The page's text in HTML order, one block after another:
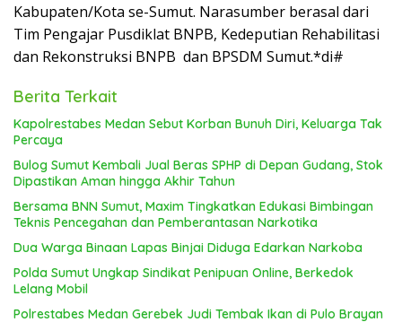
Kabupaten/Kota se-Sumut. Narasumber berasal dari
Tim Pengajar Pusdiklat BNPB, Kedeputian Rehabilitasi
dan Rekonstruksi BNPB dan BPSDM Sumut.*di#
Berita Terkait
Kapolrestabes Medan Sebut Korban Bunuh Diri, Keluarga Tak
Percaya
Bulog Sumut Kembali Jual Beras SPHP di Depan Gudang, Stok
Dipastikan Aman hingga Akhir Tahun
Bersama BNN Sumut, Maxim Tingkatkan Edukasi Bimbingan
Teknis Pencegahan dan Pemberantasan Narkotika
Dua Warga Binaan Lapas Binjai Diduga Edarkan Narkoba
Polda Sumut Ungkap Sindikat Penipuan Online, Berkedok
Lelang Mobil
Polrestabes Medan Gerebek Judi Tembak Ikan di Pulo Brayan